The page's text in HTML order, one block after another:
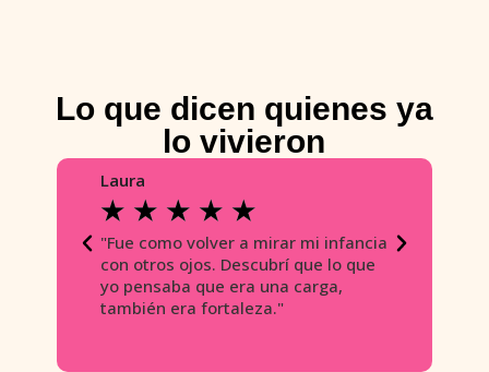
Lo que dicen quienes ya
lo vivieron
Laura
★ ★ ★ ★ ★
"Fue como volver a mirar mi infancia
con otros ojos. Descubrí que lo que
yo pensaba que era una carga,
también era fortaleza."
"Escribir